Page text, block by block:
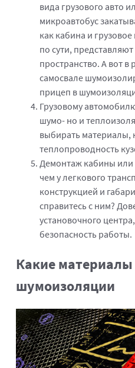
вида грузового авто
микроавтобус
как кабина и
по сути,
пространство. А вот
самосвале
прицеп в
Грузовому
шумо- но и
выбирать
теплопроводность
Демонтаж кабины или
чем у легкового
конструкцией и
справитесь с ним?
установочного
безопасность работы.
Какие
шумоизоляции